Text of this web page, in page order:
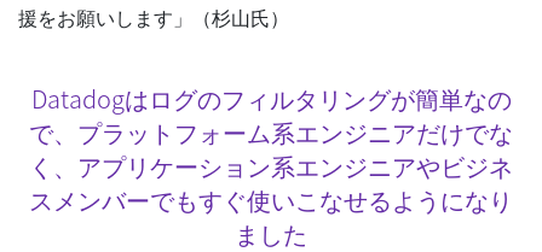
援をお願いします」（杉山氏）
Datadogはログのフィルタリングが簡単なの
で、プラットフォーム系エンジニアだけでな
く、アプリケーション系エンジニアやビジネ
スメンバーでもすぐ使いこなせるようになり
ました